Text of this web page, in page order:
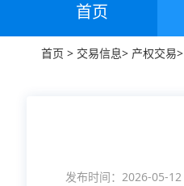
首页
首页 > 交易信息> 产权交易>
发布时间：2026-05-12